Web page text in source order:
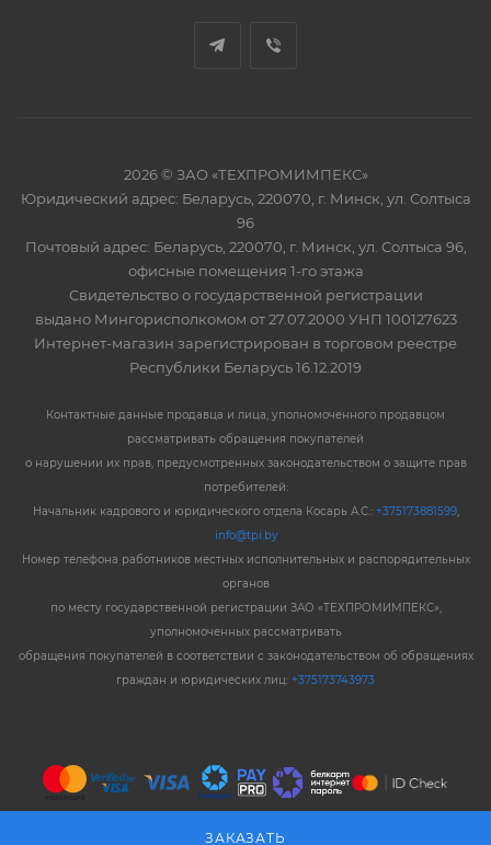
ЗАКАЗАТЬ
2026 © ЗАО «ТЕХПРОМИМПЕКС»
Юридический адрес: Беларусь, 220070, г. Минск, ул. Солтыса
96
Почтовый адрес: Беларусь, 220070, г. Минск, ул. Солтыса 96,
офисные помещения 1-го этажа
Свидетельство о государственной регистрации
выдано Мингорисполкомом от 27.07.2000 УНП 100127623
Интернет-магазин зарегистрирован в торговом реестре
Республики Беларусь 16.12.2019
Контактные данные продавца и лица, уполномоченного продавцом
рассматривать обращения покупателей
о нарушении их прав, предусмотренных законодательством о защите прав
потребителей:
Начальник кадрового и юридического отдела Косарь А.С.: +375173881599,
info@tpi.by
Номер телефона работников местных исполнительных и распорядительных
органов
по месту государственной регистрации ЗАО «ТЕХПРОМИМПЕКС»,
уполномоченных рассматривать
обращения покупателей в соответствии с законодательством об обращениях
граждан и юридических лиц: +375173743973